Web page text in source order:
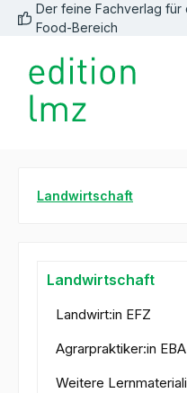
Zur
Der feine Fachverlag für
Food-Bereich
Landwirtschaft
Landwirtschaft
Landwirt:in EFZ
Agrarpraktiker:in EBA
Weitere